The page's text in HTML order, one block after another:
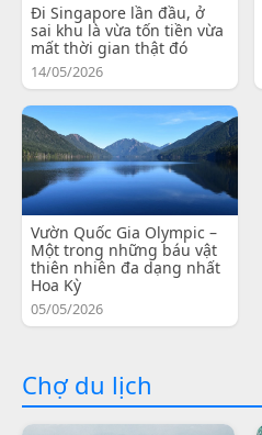
Đi Singapore lần đầu, ở
sai khu là vừa tốn tiền vừa
mất thời gian thật đó
14/05/2026
Vườn Quốc Gia Olympic –
Một trong những báu vật
thiên nhiên đa dạng nhất
Hoa Kỳ
05/05/2026
Chợ du lịch